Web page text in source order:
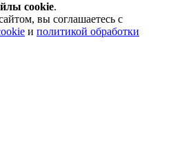
cookie.
вы соглашаетесь с
и политикой обработки